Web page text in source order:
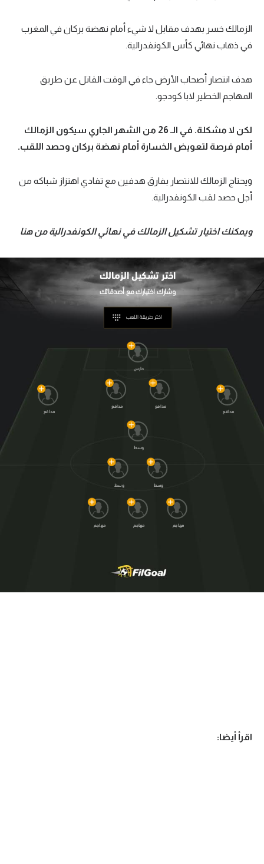
تحقيق في الجول
تحليل في الجول
كويز في الجول
الزمالك خسر بهدف مقابل لا شيء أمام نهضة بركان في المغرب
في ذهاب نهائي كأس الكونفدرالية.
هدف انتصار أصحاب الأرض جاء في الوقت القاتل عن طريق
المهاجم الخطير لابا كودجو.
لكن لا مشكلة. في الـ 26 من الشهر الجاري سيكون الزمالك
أمام فرصة لتعويض الخسارة أمام نهضة بركان وحصد اللقب.
ويحتاج الزمالك للانتصار بفارق هدفين مع تفادي اهتزاز شباكه من
أجل حصد لقب الكونفدرالية.
ويمكنك اختيار تشكيل الزمالك في نهائي الكونفدرالية من هنا
اختر تشكيلالزمالك
وشارك اختيارك مع أصدقائك‎
اختر طريقة اللعب
حارس
مدافع
مدافع
مدافع
مدافع
وسط
وسط وسط
مهاجم مهاجم مهاجم
اقرأ أيضا: